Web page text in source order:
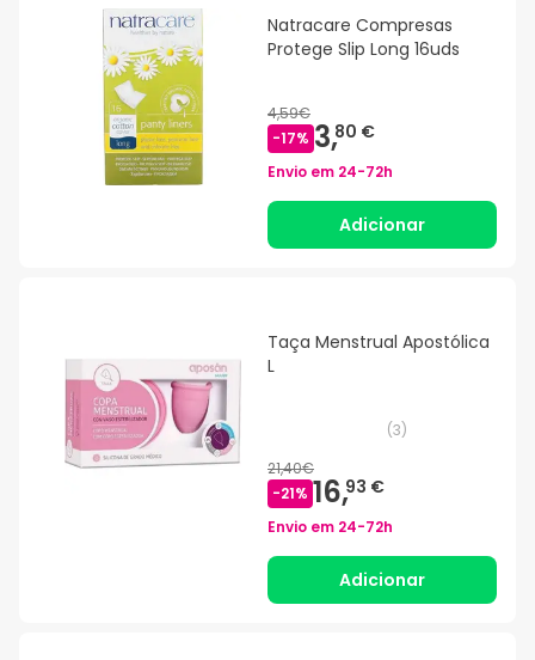
Natracare Compresas
Protege Slip Long 16uds
4,59€
-17% 3,80 €
Envio em 24-72h
Adicionar
Taça Menstrual Apostólica
L
(3)
21,40€
-21% 16,93 €
Envio em 24-72h
Adicionar